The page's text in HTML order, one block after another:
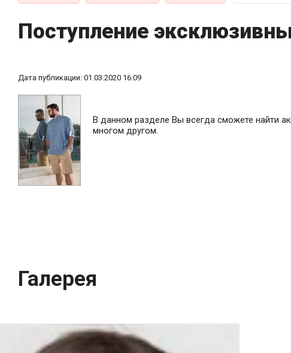
Поступление
Дата публикации: 01.03.2020 16:09
В данном разделе Вы всегда сможете найти
многом другом.
Галерея